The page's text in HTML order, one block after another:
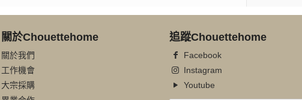
關於Chouettehome
關於我們
工作機會
大宗採購
追蹤Chouettehome
Facebook
Instagram
Youtube